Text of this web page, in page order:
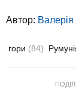
Автор:
гори (84)